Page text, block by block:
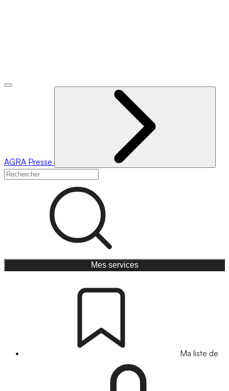
AGRA Presse
Mes services
Ma liste de